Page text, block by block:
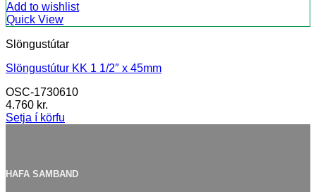
Add to wishlist
Quick View
Slöngustútar
Slöngustútur KK 1 1/2″ x 45mm
OSC-1730610
4.760 kr.
Setja í körfu
HAFA SAMBAND